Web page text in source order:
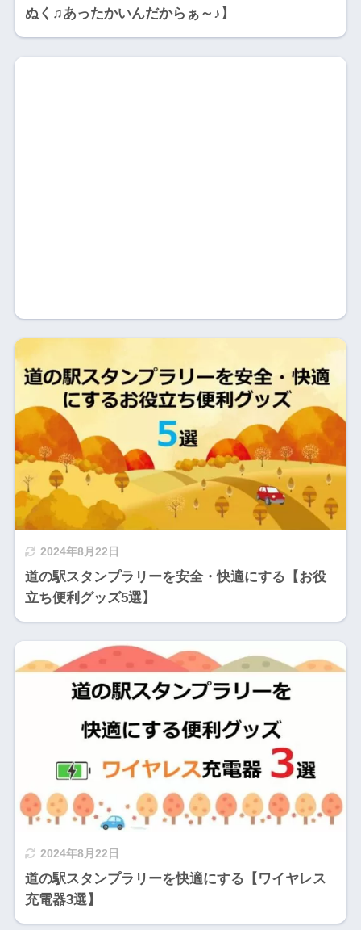
ぬく♫あったかいんだからぁ～♪】
2024年8月22日
道の駅スタンプラリーを安全・快適にする【お役
立ち便利グッズ5選】
2024年8月22日
道の駅スタンプラリーを快適にする【ワイヤレス
充電器3選】